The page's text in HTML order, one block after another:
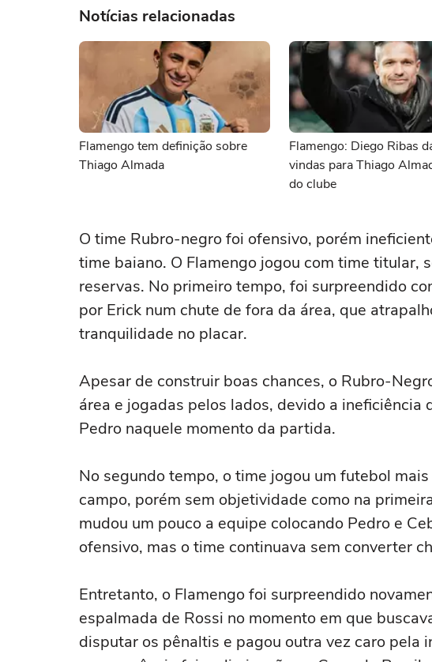
Notícias relacionadas
Flamengo tem definição sobre
Thiago Almada
Flamengo: Diego Ribas
vindas para Thiago
do clube
O time Rubro-negro foi ofensivo, porém
time baiano. O Flamengo jogou com time titular,
reservas. No primeiro tempo, foi surpreendido
por Erick num chute de fora da área, que
tranquilidade no placar.
Apesar de construir boas chances, o Rubro-
área e jogadas pelos lados, devido a ineficiência
Pedro naquele momento da partida.
No segundo tempo, o time jogou um futebol
campo, porém sem objetividade como na
mudou um pouco a equipe colocando Pedro e
ofensivo, mas o time continuava sem converter
Entretanto, o Flamengo foi surpreendido
espalmada de Rossi no momento em que
disputar os pênaltis e pagou outra vez caro pela